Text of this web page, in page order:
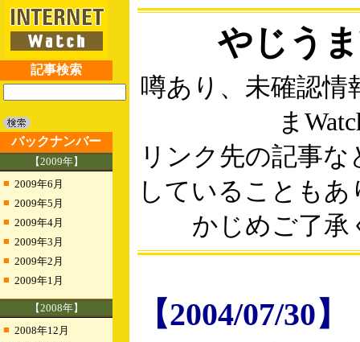
記事検索
バックナンバー
【2009年】
■ 2009年6月
■ 2009年5月
■ 2009年4月
■ 2009年3月
■ 2009年2月
■ 2009年1月
【2008年】
■ 2008年12月
やじう
噂あり、未確認情
ま
リンク先の記事
していることも
かじめご了承
【2004/07/30】